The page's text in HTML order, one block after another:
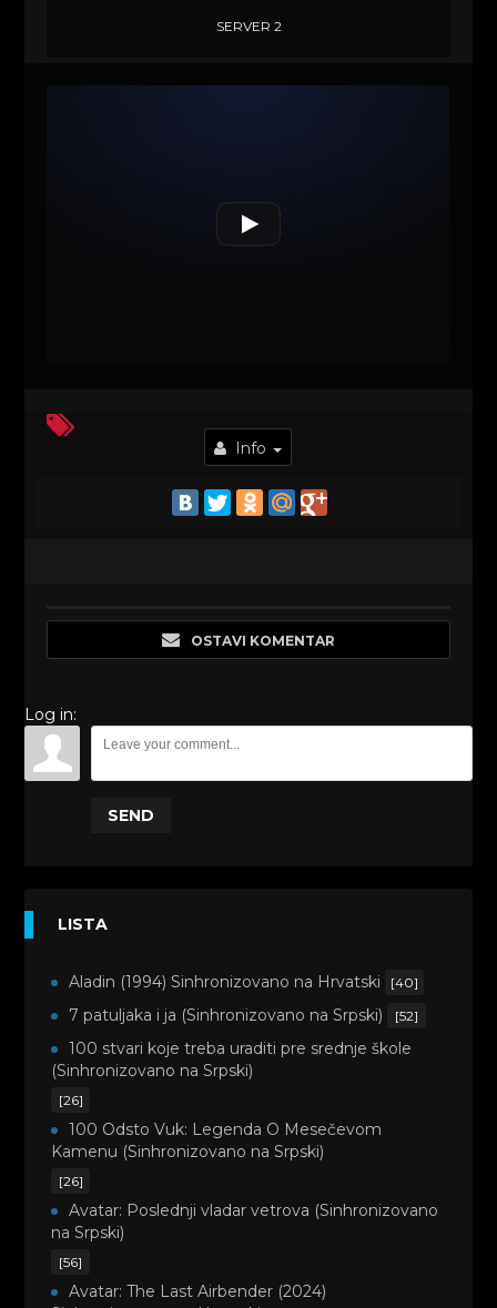
SERVER 2
Info
OSTAVI KOMENTAR
Log in:
SEND
LISTA
Aladin (1994) Sinhronizovano na Hrvatski [40]
7 patuljaka i ja (Sinhronizovano na Srpski) [52]
100 stvari koje treba uraditi pre srednje škole
(Sinhronizovano na Srpski)
[26]
100 Odsto Vuk: Legenda O Mesečevom
Kamenu (Sinhronizovano na Srpski)
[26]
Avatar: Poslednji vladar vetrova (Sinhronizovano
na Srpski)
[56]
Avatar: The Last Airbender (2024)